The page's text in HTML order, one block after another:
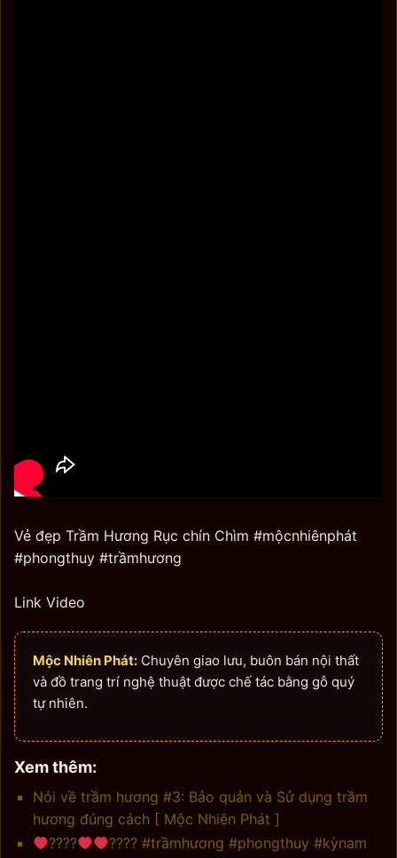
Vẻ đẹp Trầm Hương Rục chín Chìm #mộcnhiênphát
#phongthuy #trầmhương
Link Video
Mộc Nhiên Phát: Chuyên giao lưu, buôn bán nội thất
và đồ trang trí nghệ thuật được chế tác bằng gỗ quý
tự nhiên.
Xem thêm:
Nói về trầm hương #3: Bảo quản và Sử dụng trầm
hương đúng cách [ Mộc Nhiên Phát ]
‍????
‍???? #trầmhương #phongthuy #kỳnam